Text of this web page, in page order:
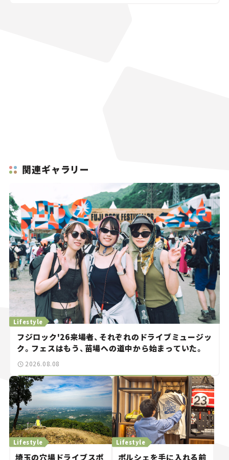
関連ギャラリー
Lifestyle
フジロック'26来場者、それぞれのドライブミュージッ
ク。フェスはもう、苗場への道中から始まっていた。
2026.08.08
Lifestyle
埼玉の穴場ドライブスポ
Lifestyle
ポルシェを手に入れる前